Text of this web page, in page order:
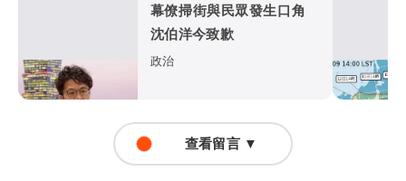
幕僚掃街與民眾發生口角
沈伯洋今致歉
政治
查看留言 ▼